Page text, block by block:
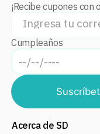
¡Recibe cupones
Cumpleaños
Acerca de SD